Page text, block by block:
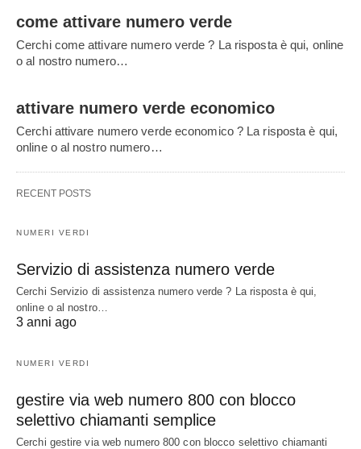
come attivare numero verde
Cerchi come attivare numero verde ? La risposta è qui, online
o al nostro numero…
attivare numero verde economico
Cerchi attivare numero verde economico ? La risposta è qui,
online o al nostro numero…
RECENT POSTS
NUMERI VERDI
Servizio di assistenza numero verde
Cerchi Servizio di assistenza numero verde ? La risposta è qui,
online o al nostro…
3 anni ago
NUMERI VERDI
gestire via web numero 800 con blocco
selettivo chiamanti semplice
Cerchi gestire via web numero 800 con blocco selettivo chiamanti